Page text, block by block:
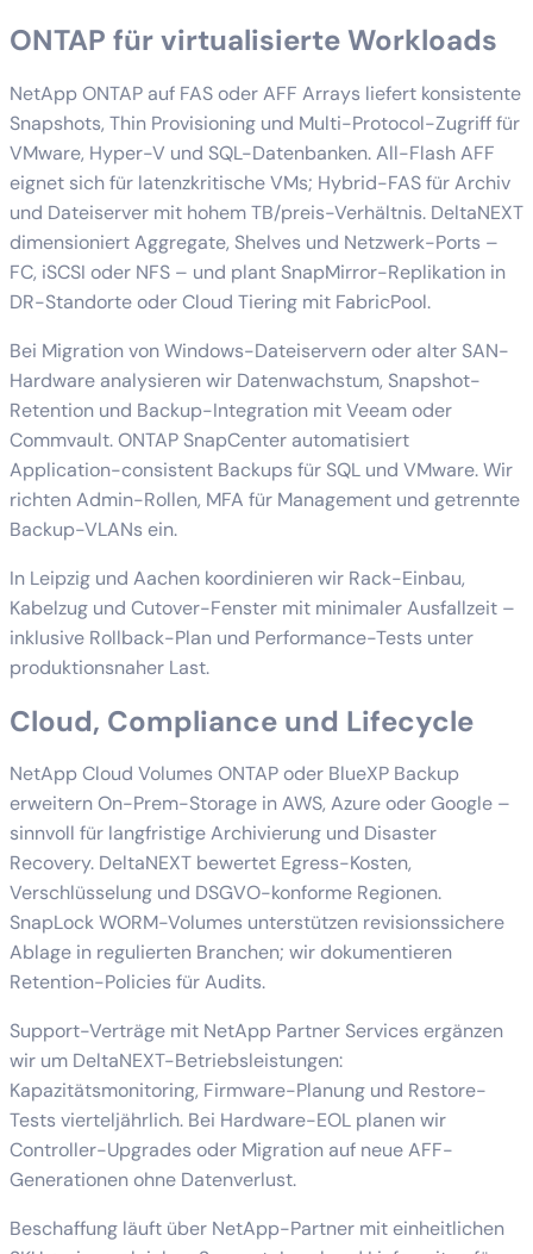
ONTAP für virtualisierte Workloads
NetApp ONTAP auf FAS oder AFF Arrays liefert konsistente
Snapshots, Thin Provisioning und Multi-Protocol-Zugriff für
VMware, Hyper-V und SQL-Datenbanken. All-Flash AFF
eignet sich für latenzkritische VMs; Hybrid-FAS für Archiv
und Dateiserver mit hohem TB/preis-Verhältnis. DeltaNEXT
dimensioniert Aggregate, Shelves und Netzwerk-Ports –
FC, iSCSI oder NFS – und plant SnapMirror-Replikation in
DR-Standorte oder Cloud Tiering mit FabricPool.
Bei Migration von Windows-Dateiservern oder alter SAN-
Hardware analysieren wir Datenwachstum, Snapshot-
Retention und Backup-Integration mit Veeam oder
Commvault. ONTAP SnapCenter automatisiert
Application-consistent Backups für SQL und VMware. Wir
richten Admin-Rollen, MFA für Management und getrennte
Backup-VLANs ein.
In Leipzig und Aachen koordinieren wir Rack-Einbau,
Kabelzug und Cutover-Fenster mit minimaler Ausfallzeit –
inklusive Rollback-Plan und Performance-Tests unter
produktionsnaher Last.
Cloud, Compliance und Lifecycle
NetApp Cloud Volumes ONTAP oder BlueXP Backup
erweitern On-Prem-Storage in AWS, Azure oder Google –
sinnvoll für langfristige Archivierung und Disaster
Recovery. DeltaNEXT bewertet Egress-Kosten,
Verschlüsselung und DSGVO-konforme Regionen.
SnapLock WORM-Volumes unterstützen revisionssichere
Ablage in regulierten Branchen; wir dokumentieren
Retention-Policies für Audits.
Support-Verträge mit NetApp Partner Services ergänzen
wir um DeltaNEXT-Betriebsleistungen:
Kapazitätsmonitoring, Firmware-Planung und Restore-
Tests vierteljährlich. Bei Hardware-EOL planen wir
Controller-Upgrades oder Migration auf neue AFF-
Generationen ohne Datenverlust.
Beschaffung läuft über NetApp-Partner mit einheitlichen